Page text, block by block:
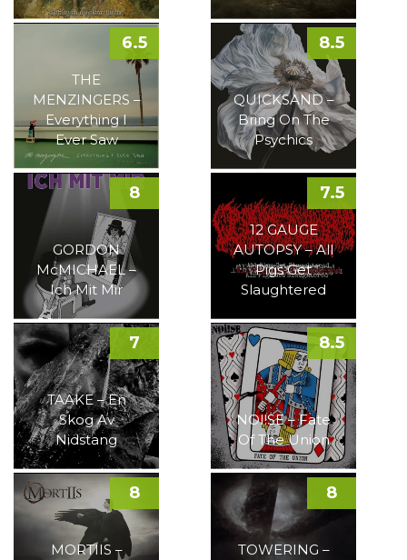
THE
MENZINGERS –
Everything I
Ever Saw
6.5
QUICKSAND –
Bring On The
Psychics
8.5
GORDON
McMICHAEL –
Ich Mit Mir
8
12 GAUGE
AUTOPSY – All
Pigs Get
Slaughtered
7.5
TAAKE – En
Skog Av
Nidstang
7
NOI!SE – Fate
Of The Union
8.5
MORTIIS –
8
TOWERING –
8